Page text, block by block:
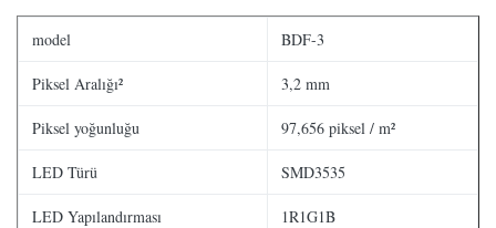
model BDF-3
Piksel Aralığı² 3,2 mm
Piksel yoğunluğu 97,656 piksel / m²
LED Türü SMD3535
LED Yapılandırması 1R1G1B